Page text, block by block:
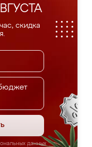
скидка
данных